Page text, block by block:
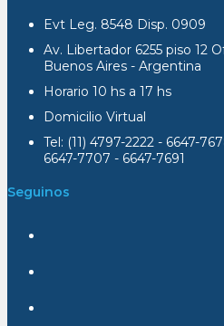
Evt Leg. 8548 Disp. 0909
Av. Libertador 6255 piso 12
Buenos Aires - Argentina
Horario 10 hs a 17 hs
Domicilio Virtual
Tel: (11) 4797-2222 - 6647-
6647-7707 - 6647-7691
Seguinos